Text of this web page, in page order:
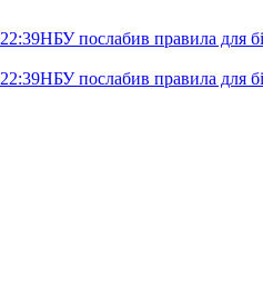
22:39НБУ послабив правила для
22:39НБУ послабив правила для